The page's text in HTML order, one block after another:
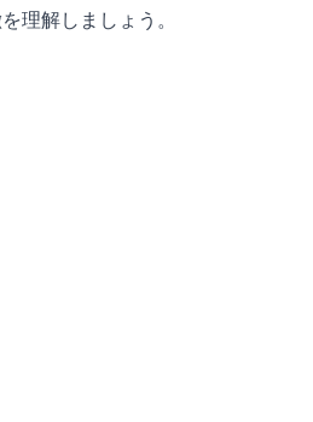
理解しましょう。